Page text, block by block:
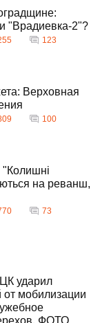
"Врадиевка-2"?
123
Верховная
100
"Колишні
на реванш,
73
ударил
от мобилизации
ФОТО